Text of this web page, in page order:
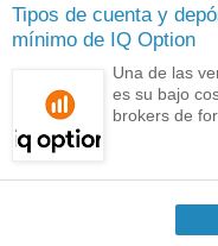
Tipos de cuenta y
mínimo de IQ Option
Una de las
es su bajo
brokers de